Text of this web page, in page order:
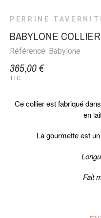
PERRINE TAVERNITI
BABYLONE
Référence: Babylone
365,00 €
TTC
Ce collier est fabriqué
en
La gourmette est
Fait